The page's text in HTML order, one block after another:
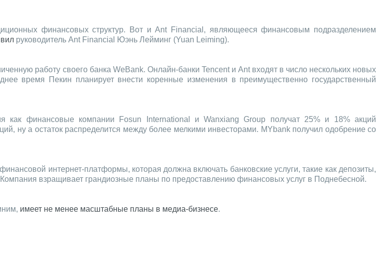
финансовых структур. Вот и Ant Financial, являющееся финансовым подразделением
руководитель Ant Financial Юэнь Лейминг (Yuan Leiming).
работу своего банка WeBank. Онлайн-банки Tencent и Ant входят в число нескольких новых
время Пекин планирует внести коренные изменения в преимущественно государственный
как финансовые компании Fosun International и Wanxiang Group получат 25% и 18% акций
ну а остаток распределится между более мелкими инвесторами. MYbank получил одобрение со
интернет-платформы, которая должна включать банковские услуги, такие как депозиты,
взращивает грандиозные планы по предоставлению финансовых услуг в Поднебесной.
имеет не менее масштабные планы в медиа-бизнесе.